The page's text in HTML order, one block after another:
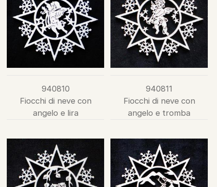
940810
Fiocchi di neve con
angelo e lira
940811
Fiocchi di neve con
angelo e tromba